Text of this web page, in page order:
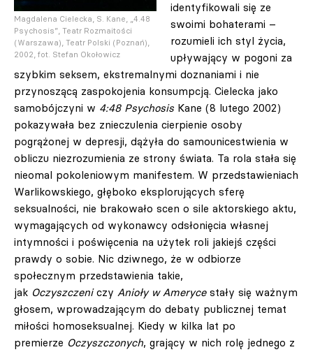
Magdalena Cielecka, S. Kane, „4.48
Psychosis”, Teatr Rozmaitości
(Warszawa), Teatr Polski (Poznań),
2002, fot. Stefan Okołowicz
identyfikowali się ze
swoimi bohaterami –
rozumieli ich styl życia,
upływający w pogoni za
szybkim seksem, ekstremalnymi doznaniami i nie
przynoszącą zaspokojenia konsumpcją. Cielecka jako
samobójczyni w 4:48 Psychosis Kane (8 lutego 2002)
pokazywała bez znieczulenia cierpienie osoby
pogrążonej w depresji, dążyła do samounicestwienia w
obliczu niezrozumienia ze strony świata. Ta rola stała się
nieomal pokoleniowym manifestem. W przedstawieniach
Warlikowskiego, głęboko eksplorujących sferę
seksualności, nie brakowało scen o sile aktorskiego aktu,
wymagających od wykonawcy odsłonięcia własnej
intymności i poświęcenia na użytek roli jakiejś części
prawdy o sobie. Nic dziwnego, że w odbiorze
społecznym przedstawienia takie,
jak Oczyszczeniczy Anioły w Amerycestały się ważnym
głosem, wprowadzającym do debaty publicznej temat
miłości homoseksualnej. Kiedy w kilka lat po
premierze Oczyszczonych, grający w nich rolę jednego z